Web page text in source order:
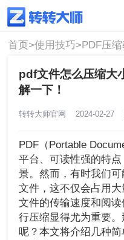
使用技巧
首页>使用技巧>PDF压
pdf文件怎么压缩大
解一下！
转转大师官网 2024-02-27
PDF（Portable
平台、可读性强的特
景。然而，有时我们
文件，这不仅会占用
文件的传输速度和阅
行压缩显得尤为重要
呢？本文将介绍几种